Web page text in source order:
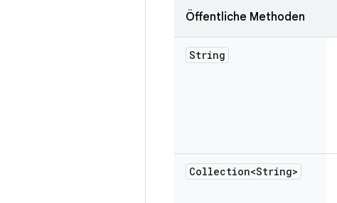
Öffentliche Methoden
String
Collection<String>